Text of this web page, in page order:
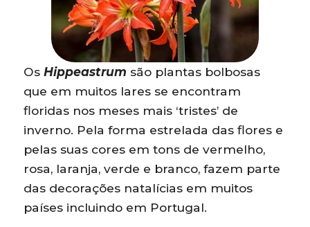
OsHippeastrum são plantas bolbosas
que em muitos lares se encontram
floridas nos meses mais ‘tristes’ de
inverno. Pela forma estrelada das flores e
pelas suas cores em tons de vermelho,
rosa, laranja, verde e branco, fazem parte
das decorações natalícias em muitos
países incluindo em Portugal.